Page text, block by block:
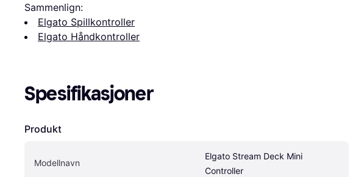
Sammenlign:
Elgato Spillkontroller
Elgato Håndkontroller
Spesifikasjoner
Produkt
Modellnavn
Elgato Stream Deck Mini
Controller